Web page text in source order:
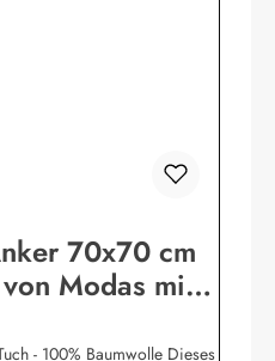
70x70 cm
Modas mit
- 100% Baumwolle Dieses